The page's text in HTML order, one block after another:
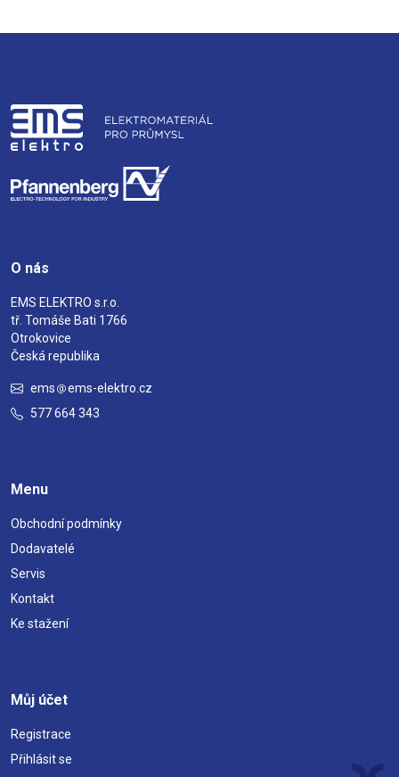
O nás
EMS ELEKTRO s.r.o.
tř. Tomáše Bati 1766
Otrokovice
Česká republika
ems
ems-elektro.cz
577 664 343
Menu
Obchodní podmínky
Dodavatelé
Servis
Kontakt
Ke stažení
Můj účet
Registrace
Přihlásit se